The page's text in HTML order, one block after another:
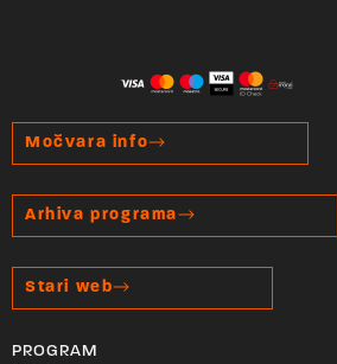
Močvara info
Arhiva programa
Stari web
PROGRAM